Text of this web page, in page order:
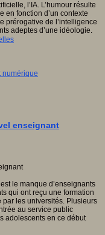
numérique
l’IA. L’humour résulte
en fonction d’un contexte
prérogative de l’intelligence
adeptes d’une idéologie.
enseignant
le manque d’enseignants
qui ont reçu une formation
les universités. Plusieurs
au service public
adolescents en ce début